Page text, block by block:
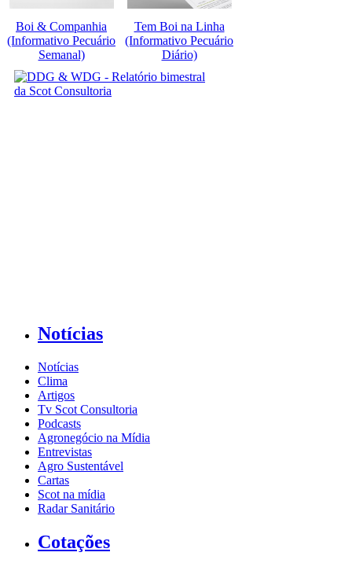
Boi & Companhia
(Informativo Pecuário
Semanal)
Tem Boi na Linha
(Informativo Pecuário
Diário)
Notícias
Notícias
Clima
Artigos
Tv Scot Consultoria
Podcasts
Agronegócio na Mídia
Entrevistas
Agro Sustentável
Cartas
Scot na mídia
Radar Sanitário
Cotações